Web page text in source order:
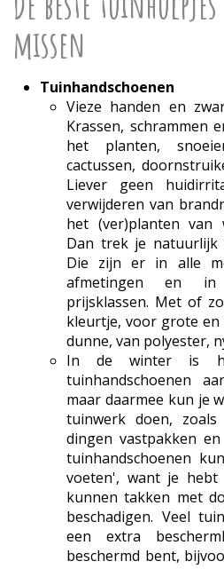
missen
Tuinhandschoenen
Vieze handen en
Krassen, schrammen
het planten,
cactussen,
Liever geen
verwijderen van
het (ver)planten van
Dan trek je natuurlijk
Die zijn er in alle
afmetingen en in
prijsklassen. Met of
kleurtje, voor grote en
dunne, van polyester,
In de winter is
tuinhandschoenen
maar daarmee kun je
tuinwerk doen,
dingen vastpakken
tuinhandschoenen
voeten', want je
kunnen takken met
beschadigen. Veel
een extra
beschermd bent,